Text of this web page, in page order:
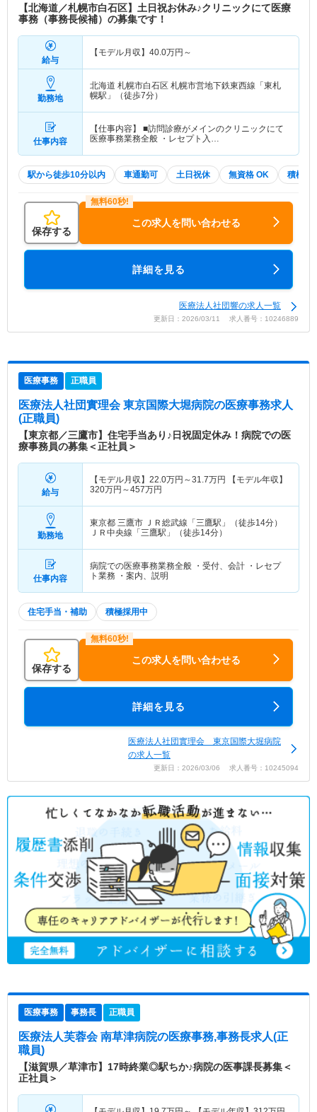
【北海道／札幌市白石区】土日祝お休み♪クリニックにて医療
事務（事務長候補）の募集です！
給与
【モデル月収】 40.0万円～
勤務地
北海道 札幌市白石区 札幌市営地下鉄東西線「東札
幌駅」（徒歩7分）
仕事内容
【仕事内容】 ■訪問診療がメインのクリニックにて
医療事務業務全般 ・レセプト入…
駅から徒歩10分以内 車通勤可 土日祝休 無資格 OK 積極採
保存する
この求人を問い合わせる
詳細を見る
医療法人社団響の求人一覧
更新日：2026/03/11 求人番号：10246889
医療事務 正職員
医療法人社団實理会 東京国際大堀病院の医療事務求人
(正職員)
【東京都／三鷹市】住宅手当あり♪日祝固定休み！病院での医
療事務員の募集＜正社員＞
給与
【モデル月収】 22.0万円～31.7万円
【モデル年収】
320万円～457万円
勤務地
東京都 三鷹市 ＪＲ総武線「三鷹駅」（徒歩14分）
ＪＲ中央線「三鷹駅」（徒歩14分）
仕事内容
病院での医療事務業務全般 ・受付、会計 ・レセプ
ト業務 ・案内、説明
住宅手当・補助 積極採用中
保存する
この求人を問い合わせる
詳細を見る
医療法人社団實理会 東京国際大堀病院
の求人一覧
更新日：2026/03/06 求人番号：10245094
医療事務 事務長 正職員
医療法人芙蓉会 南草津病院の医療事務,事務長求人(正
職員)
【滋賀県／草津市】17時終業◎駅ちか♪病院の医事課長募集＜
正社員＞